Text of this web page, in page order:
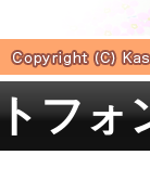
フォ